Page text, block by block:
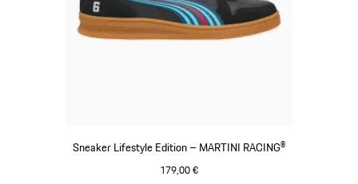
Sneaker Lifestyle Edition – MARTINI RACING®
179,00 €